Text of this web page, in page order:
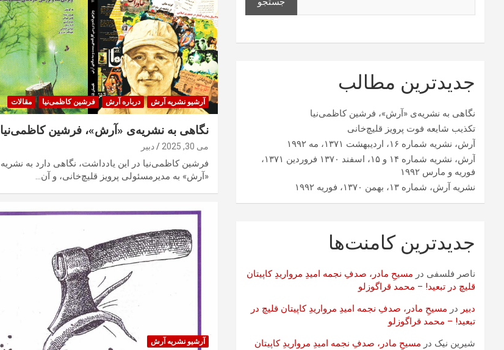
آرشیو نشریه آرش درباره آرش فرشین کاظمی‌نیا مقالات
نگاهی به نشریه‌ی «آرش»، فرشین کاظمی‌نیا
می 30, 2025 دبیر
فرشین کاظمی‌نیا در این یادداشت، نگاهی دارد به نشریه
«آرش» به مدیرمسئولی پرویز قلیچ‌خانی، و آن…
آرشیو نشریه آرش
جدیدترین مطالب
نگاهی به نشریه‌ی «آرش»، فرشین کاظمی‌نیا
تکذیب شایعه فوت پرویز قلیچ‌خانی
آرش، نشریه شماره ۱۶، اردیبهشت ۱۳۷۱، مه ۱۹۹۲
آرش، نشریه شماره ۱۴ و ۱۵، اسفند ۱۳۷۰ فروردین ۱۳۷۱،
فوریه و مارس ۱۹۹۲
نشریه آرش، شماره ۱۳، بهمن ۱۳۷۰، فوریه ۱۹۹۲
جدیدترین کامنت‌ها
ناصر فلسفی در مسیحِ مادر، صدفِ نجمه امیدِ مرواریدِ کاپیتان
قلیچ در تبعید! – محمد قراگوزلو
دبیر در مسیحِ مادر، صدفِ نجمه امیدِ مرواریدِ کاپیتان قلیچ در
تبعید! – محمد قراگوزلو
شیرین نیک در مسیحِ مادر، صدفِ نجمه امیدِ مرواریدِ کاپیتان